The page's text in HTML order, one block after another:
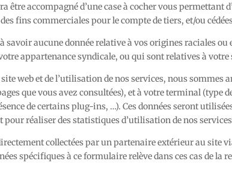
être accompagné d’une case à cocher vous permettant
des fins commerciales pour le compte de tiers, et/ou
savoir aucune donnée relative à vos origines raciales
appartenance syndicale, ou qui sont relatives à votre
web et de l’utilisation de nos services, nous sommes
que vous avez consultées), et à votre terminal (type
de certains plug-ins, …). Ces données seront
pour réaliser des statistiques d’utilisation de nos
collectées par un partenaire extérieur au site
spécifiques à ce formulaire relève dans ces cas de la